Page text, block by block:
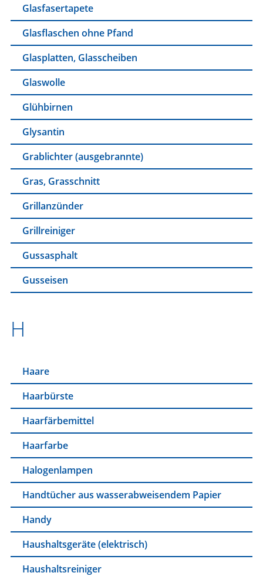
Glasfasertapete
Glasflaschen ohne Pfand
Glasplatten, Glasscheiben
Glaswolle
Glühbirnen
Glysantin
Grablichter (ausgebrannte)
Gras, Grasschnitt
Grillanzünder
Grillreiniger
Gussasphalt
Gusseisen
H
Haare
Haarbürste
Haarfärbemittel
Haarfarbe
Halogenlampen
Handtücher aus wasserabweisendem Papier
Handy
Haushaltsgeräte (elektrisch)
Haushaltsreiniger